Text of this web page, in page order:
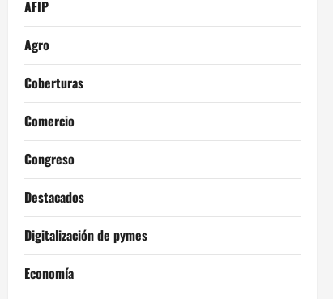
AFIP
Agro
Coberturas
Comercio
Congreso
Destacados
Digitalización de pymes
Economía